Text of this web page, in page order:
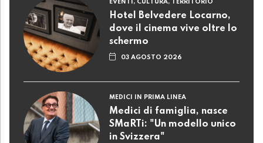
EVENTI, CULTURA, TERRITORIO
Hotel Belvedere Locarno,
dove il cinema vive oltre lo
schermo
03 AGOSTO 2026
MEDICI IN PRIMA LINEA
Medici di famiglia, nasce
SMaRTi: "Un modello unico
in Svizzera"